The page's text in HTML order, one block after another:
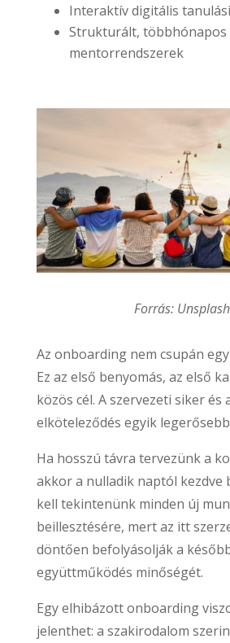
Interaktív digitális
Strukturált, többhónapos
mentorrendszerek
Forrás: Unsplash
Az onboarding nem csupán
Ez az első benyomás, az első
közös cél. A szervezeti siker és
elköteleződés egyik
Ha hosszú távra tervezünk a
akkor a nulladik naptól kezdve
kell tekintenünk minden új
beillesztésére, mert az itt
döntően befolyásolják a
együttműködés minőségét.
Egy elhibázott onboarding
jelenthet: a szakirodalom